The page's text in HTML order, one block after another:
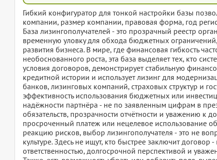
Гибкий конфигуратор для тонкой настройки базы
компании, размер компании, правовая форма, год
База лизингополучателей - это прозрачный реестр
временную уловку для обхода бюджетных ограничений,
развития бизнеса. В мире, где финансовая гибкость
необоснованного роста, эта база выделяет тех, кто
условия договоров, демонстрирует стабильную
кредитной истории и использует лизинг для
банков, лизинговых компаний, страховых структур и
эффективность использования бюджетных или
надёжности партнёра - не по заявленным цифрам в
обязательств, прозрачности отчётности и уважению к
просроченный платеж или нецелевое использование
реакцию рисков, выбор лизингополучателя - это не
культуре. Здесь не ищут, кто быстрее заключит договор
ответственностью, долгосрочной перспективой и